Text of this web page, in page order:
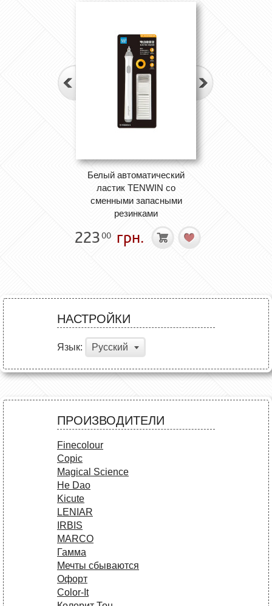
Белый автоматический
ластик TENWIN со
сменными запасными
резинками
22300 грн.
НАСТРОЙКИ
Язык: Русский
ПРОИЗВОДИТЕЛИ
Finecolour
Copic
Magical Science
He Dao
Kicute
LENIAR
IRBIS
MARCO
Гамма
Мечты сбываются
Офорт
Сolor-It